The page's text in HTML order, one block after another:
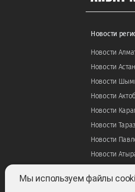
Новости
Новости
Новости
Новости
Новости
Новости
Новости
Новости
Новости
Мы используем файлы